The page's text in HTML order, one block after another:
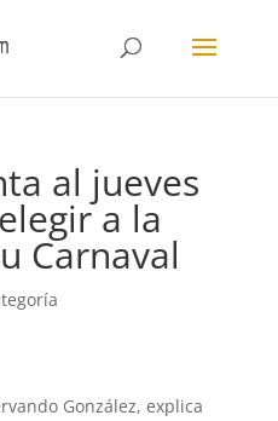
al jueves
a la
Carnaval
González, explica